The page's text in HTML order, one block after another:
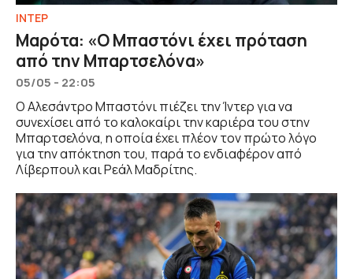
ΙΝΤΕΡ
Μαρότα: «Ο Μπαστόνι έχει πρόταση
από την Μπαρτσελόνα»
05/05 - 22:05
Ο Αλεσάντρο Μπαστόνι πιέζει την Ίντερ για να
συνεχίσει από το καλοκαίρι την καριέρα του στην
Μπαρτσελόνα, η οποία έχει πλέον τον πρώτο λόγο
για την απόκτηση του, παρά το ενδιαφέρον από
Λίβερπουλ και Ρεάλ Μαδρίτης.